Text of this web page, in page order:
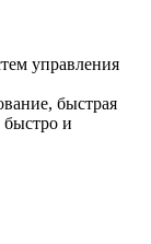
управления
быстрая
и